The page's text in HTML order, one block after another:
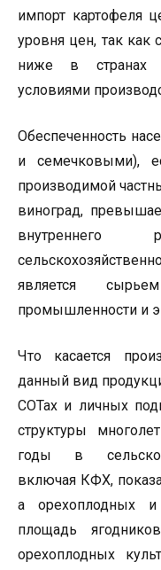
импорт картофеля
уровня цен, так как
ниже в странах
условиями
Обеспеченность
и семечковыми),
производимой
виноград,
является
промышленности и
Что касается
данный вид
СОТах и личных
структуры
годы в
включая КФХ,
а орехоплодных и
площадь
орехоплодных